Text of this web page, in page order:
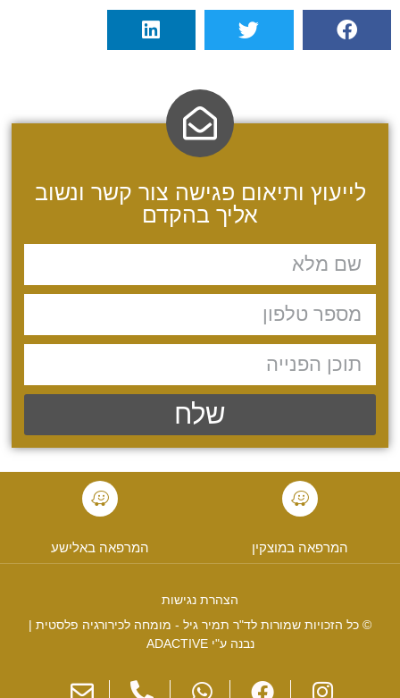
לייעוץ ותיאום פגישה צור קשר ונשוב
אליך בהקדם
שלח
המרפאה במוצקין המרפאה באלישע
הצהרת נגישות
© כל הזכויות שמורות לד"ר תמיר גיל - מומחה לכירורגיה פלסטית |
נבנה ע"י ADACTIVE